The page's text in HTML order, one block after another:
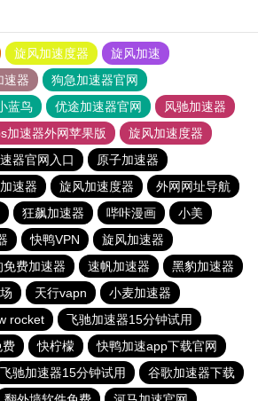
旋风加速度器
旋风加速
速器
狗急加速器官网
蓝鸟 优途加速器官网
风驰加速器
加速器外网苹果版
旋风加速度器
器官网入口
原子加速器
速器 旋风加速度器
外网网址导航
狂飙加速器 哔咔漫画
小美
快鸭VPN
旋风加速器
免费加速器 速帆加速器
黑豹加速器
天行vapn
小麦加速器
rocket
飞驰加速器15分钟试用
费
快柠檬
快鸭加速app下载官网
飞驰加速器15分钟试用
谷歌加速器下载